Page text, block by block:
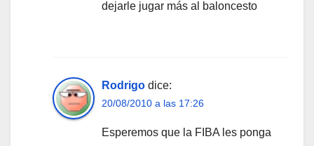
dejarle jugar más al baloncesto
Rodrigo dice:
20/08/2010 a las 17:26
Esperemos que la FIBA les ponga